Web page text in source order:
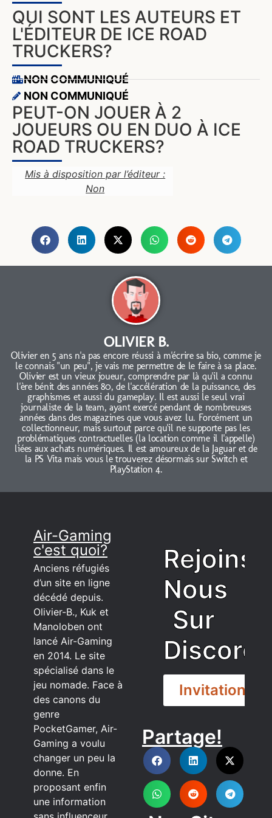
QUI SONT LES AUTEURS ET
L'ÉDITEUR DE ICE ROAD
TRUCKERS?
NON COMMUNIQUÉ
NON COMMUNIQUÉ
PEUT-ON JOUER À 2
JOUEURS OU EN DUO À ICE
ROAD TRUCKERS?
Mis à disposition par l’éditeur :
Non
OLIVIER B.
Olivier en 5 ans n'a pas encore réussi à m'écrire sa bio, comme je
le connais "un peu", je vais me permettre de le faire à sa place.
Olivier est un vieux joueur, comprendre par là qu'il a connu
l'ère bénit des années 80, de l'accélération de la puissance, des
graphismes et aussi du gameplay. Il est aussi le seul vrai
journaliste de la team, ayant exercé pendant de nombreuses
années dans des magazines que vous avez lu. Forcément un
collectionneur, mais surtout parce qu'il ne supporte pas les
problématiques contractuelles (la location comme il l'appelle)
liées aux achats numériques. Il est amoureux de la Jaguar et de
la PS Vita mais vous le trouverez désormais sur Switch et
PlayStation 4.
Air-Gaming
c'est quoi?
Anciens réfugiés
d’un site en ligne
décédé depuis.
Olivier-B., Kuk et
Manoloben ont
lancé Air-Gaming
en 2014. Le site
spécialisé dans le
jeu nomade. Face à
des canons du
genre
PocketGamer, Air-
Gaming a voulu
changer un peu la
donne. En
proposant enfin
une information
Rejoins
Nous
Sur
Discord
Invitation
DISCORD
Partage!